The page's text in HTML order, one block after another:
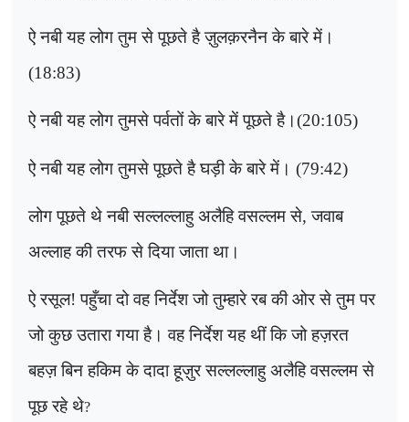
ऐ नबी यह लोग तुम से पूछते है ज़ुलक़रनैन के बारे में।
(18:83)
ऐ नबी यह लोग तुमसे पर्वतों के बारे में पूछते है।(20:105)
ऐ नबी यह लोग तुमसे पूछते है घड़ी के बारे में। (79:42)
लोग पूछते थे नबी सल्लल्लाहु अलैहि वसल्लम से, जवाब
अल्लाह की तरफ से दिया जाता था।
ऐ रसूल! पहुँचा दो वह निर्देश जो तुम्हारे रब की ओर से तुम पर
जो कुछ उतारा गया है। वह निर्देश यह थीं कि जो हज़रत
बहज़ बिन हकिम के दादा हूज़ुर सल्लल्लाहु अलैहि वसल्लम से
पूछ रहे थे?